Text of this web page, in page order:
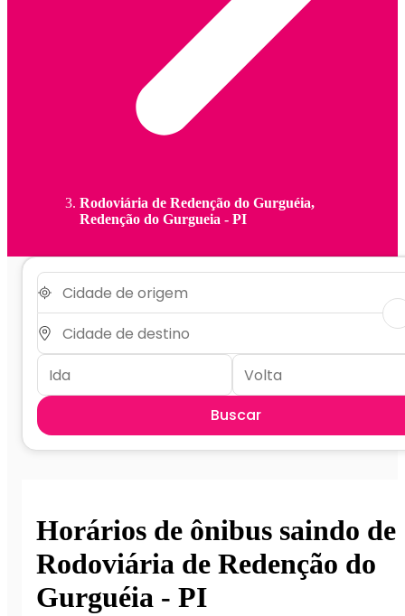
Rodoviária de Redenção do Gurguéia,
Redenção do Gurgueia - PI
Buscar
Horários de ônibus saindo de
Rodoviária de Redenção do
Gurguéia - PI